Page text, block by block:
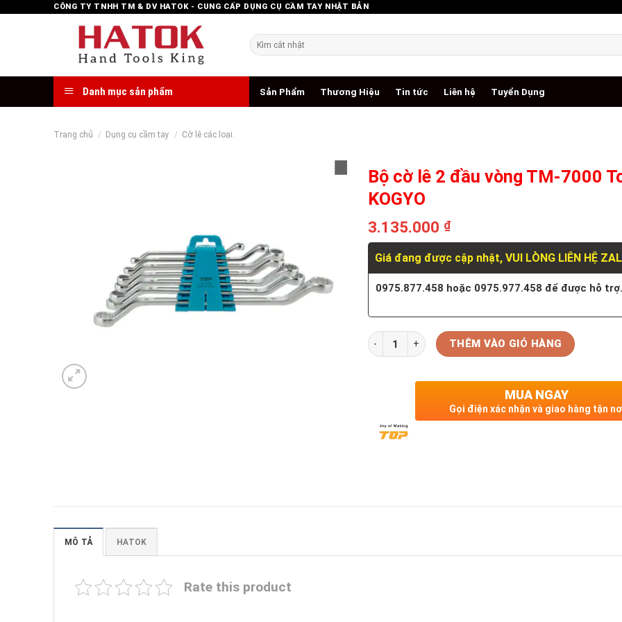
CÔNG TY TNHH TM & DV HATOK - CUNG CẤP DỤNG CỤ CẦM TAY NHẬT BẢN
Tìm
kiếm:
Danh mục sản phẩm Sản Phẩm Thương Hiệu Tin tức Liên hệ Tuyển Dụng
Trang chủ / Dụng cụ cầm tay / Cờ lê các loại.
Bộ cờ lê 2 đầu vòng TM-7000
KOGYO
3.135.000 ₫
Giá đang được cập nhật, VUI LÒNG LIÊN HỆ
0975.877.458 hoặc 0975.977.458 để được hỗ
Số lượng THÊM VÀO GIỎ HÀNG
MUA NGAY
Gọi điện xác nhận và giao hàng tận
MÔ TẢ HATOK
Rate this product